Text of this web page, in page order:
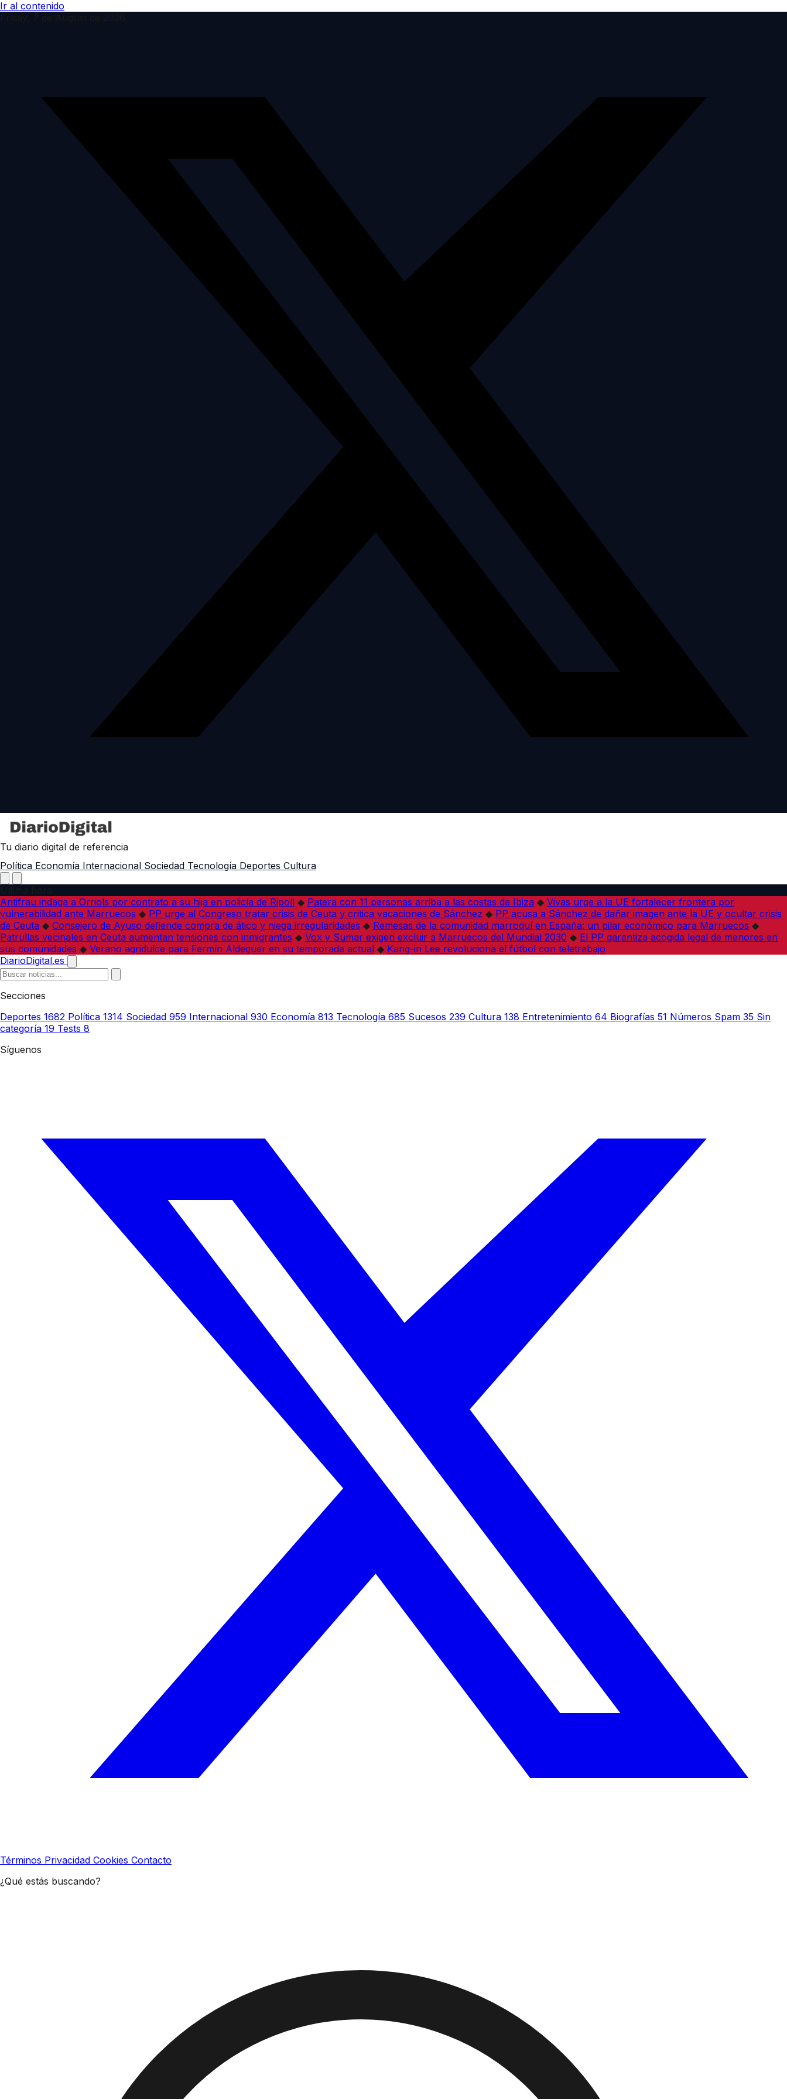
Ir al contenido
Tu diario digital de referencia
Política Economía Internacional Sociedad Tecnología Deportes Cultura
Antifrau indaga a Orriols por contrato a su hija en policía de Ripoll ◆ Patera con 11 personas arriba a las costas de Ibiza ◆ Vivas urge a la UE fortalecer frontera por
vulnerabilidad ante Marruecos ◆ PP urge al Congreso tratar crisis de Ceuta y critica vacaciones de Sánchez ◆ PP acusa a Sánchez de dañar imagen ante la UE y ocultar crisis
de Ceuta ◆ Consejero de Ayuso defiende compra de ático y niega irregularidades ◆ Remesas de la comunidad marroquí en España: un pilar económico para Marruecos ◆
Patrullas vecinales en Ceuta aumentan tensiones con inmigrantes ◆ Vox y Sumar exigen excluir a Marruecos del Mundial 2030 ◆ El PP garantiza acogida legal de menores en
sus comunidades ◆ Verano agridulce para Fermín Aldeguer en su temporada actual ◆ Kang-in Lee revoluciona el fútbol con teletrabajo
DiarioDigital.es
Secciones
Deportes 1682 Política 1314 Sociedad 959 Internacional 930 Economía 813 Tecnología 685 Sucesos 239 Cultura 138 Entretenimiento 64 Biografías 51 Números Spam 35 Sin
categoría 19 Tests 8
Síguenos
Términos Privacidad Cookies Contacto
¿Qué estás buscando?